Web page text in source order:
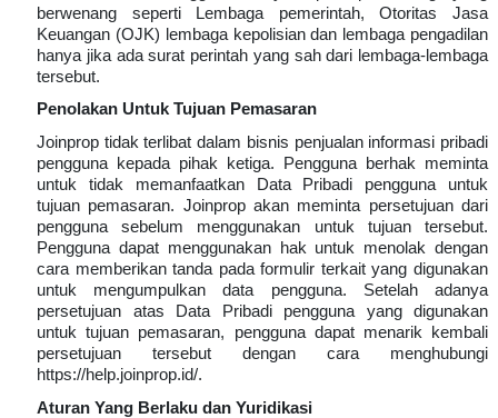
berwenang seperti Lembaga pemerintah, Otoritas Jasa
Keuangan (OJK) lembaga kepolisian dan lembaga pengadilan
hanya jika ada surat perintah yang sah dari lembaga-lembaga
tersebut.
Penolakan Untuk Tujuan Pemasaran
Joinprop tidak terlibat dalam bisnis penjualan informasi pribadi
pengguna kepada pihak ketiga. Pengguna berhak meminta
untuk tidak memanfaatkan Data Pribadi pengguna untuk
tujuan pemasaran. Joinprop akan meminta persetujuan dari
pengguna sebelum menggunakan untuk tujuan tersebut.
Pengguna dapat menggunakan hak untuk menolak dengan
cara memberikan tanda pada formulir terkait yang digunakan
untuk mengumpulkan data pengguna. Setelah adanya
persetujuan atas Data Pribadi pengguna yang digunakan
untuk tujuan pemasaran, pengguna dapat menarik kembali
persetujuan tersebut dengan cara menghubungi
https://help.joinprop.id/.
Aturan Yang Berlaku dan Yuridikasi